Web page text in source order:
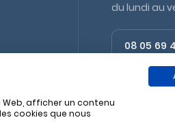
du lundi au
08 05 69
afficher un contenu
cookies que nous